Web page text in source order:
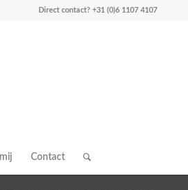
Direct contact? +31 (0)6 1107 4107
Contact